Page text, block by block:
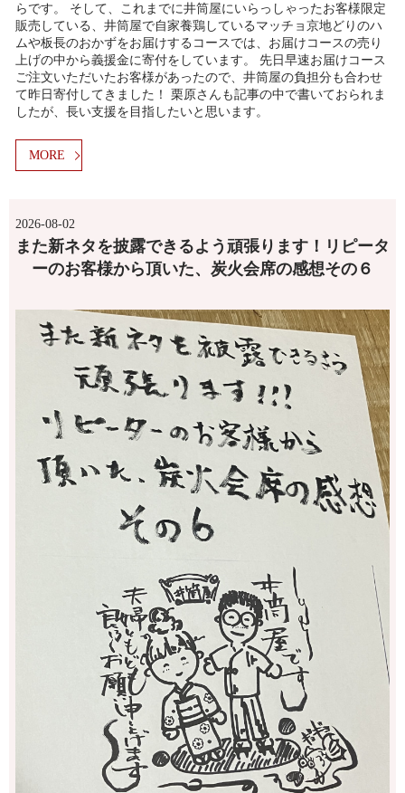
らです。 そして、これまでに井筒屋にいらっしゃったお客様限定
販売している、井筒屋で自家養鶏しているマッチョ京地どりのハ
ムや板長のおかずをお届けするコースでは、お届けコースの売り
上げの中から義援金に寄付をしています。 先日早速お届けコース
ご注文いただいたお客様があったので、井筒屋の負担分も合わせ
て昨日寄付してきました！ 栗原さんも記事の中で書いておられま
したが、長い支援を目指したいと思います。
MORE
2026-08-02
また新ネタを披露できるよう頑張ります！リピータ
ーのお客様から頂いた、炭火会席の感想その６